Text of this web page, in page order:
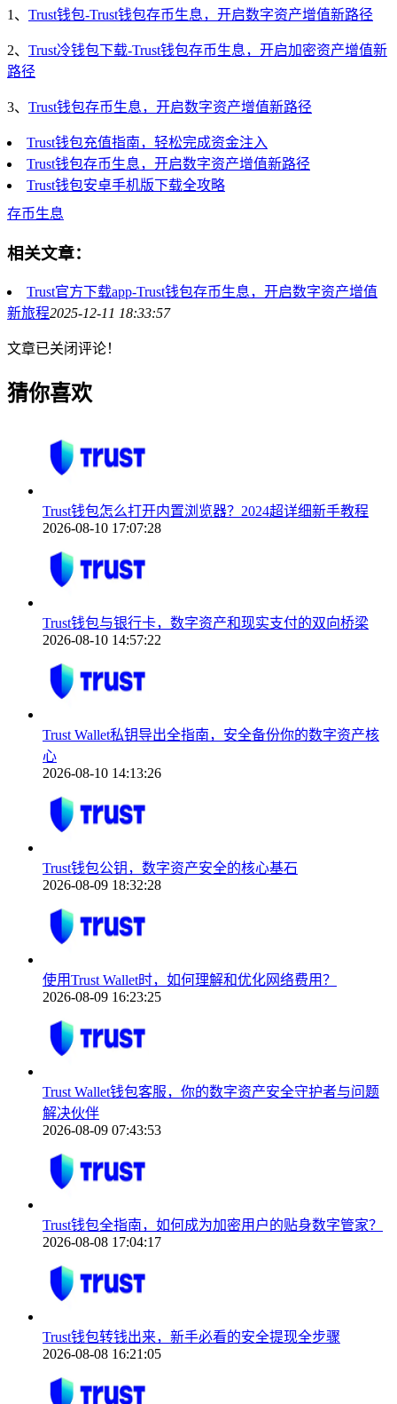
1、 Trust钱包-Trust钱包存币生息，开启数字资产增值新路径
2、 Trust冷钱包下载-Trust钱包存币生息，开启加密资产增值新
路径
3、 Trust钱包存币生息，开启数字资产增值新路径
Trust钱包充值指南，轻松完成资金注入
Trust钱包存币生息，开启数字资产增值新路径
Trust钱包安卓手机版下载全攻略
存币生息
相关文章：
Trust官方下载app-Trust钱包存币生息，开启数字资产增值
新旅程2025-12-11 18:33:57
文章已关闭评论！
猜你喜欢
Trust钱包怎么打开内置浏览器？2024超详细新手教程
2026-08-10 17:07:28
Trust钱包与银行卡，数字资产和现实支付的双向桥梁
2026-08-10 14:57:22
Trust Wallet私钥导出全指南，安全备份你的数字资产核
心
2026-08-10 14:13:26
Trust钱包公钥，数字资产安全的核心基石
2026-08-09 18:32:28
使用Trust Wallet时，如何理解和优化网络费用？
2026-08-09 16:23:25
Trust Wallet钱包客服，你的数字资产安全守护者与问题
解决伙伴
2026-08-09 07:43:53
Trust钱包全指南，如何成为加密用户的贴身数字管家？
2026-08-08 17:04:17
Trust钱包转钱出来，新手必看的安全提现全步骤
2026-08-08 16:21:05